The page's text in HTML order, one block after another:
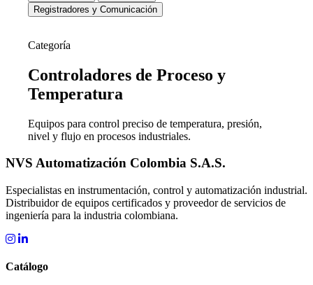
Registradores y Comunicación
Categoría
Controladores de Proceso y
Temperatura
Equipos para control preciso de temperatura, presión,
nivel y flujo en procesos industriales.
NVS Automatización Colombia S.A.S.
Especialistas en instrumentación, control y automatización industrial.
Distribuidor de equipos certificados y proveedor de servicios de
ingeniería para la industria colombiana.
Catálogo